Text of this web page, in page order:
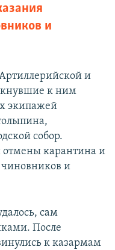
и
и
к ним
экипажей
собор.
отмены карантина и
чиновников и
сам
После
к казармам